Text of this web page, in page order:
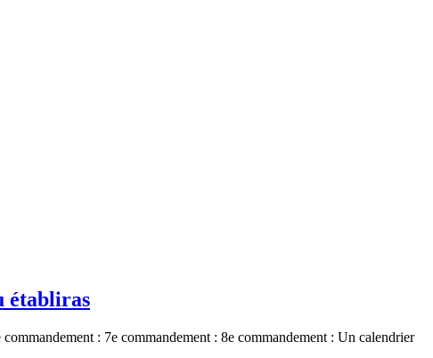
établiras
: 7e commandement : 8e commandement : Un calendrier